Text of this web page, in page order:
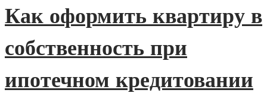
Как оформить квартиру в
собственность при
ипотечном кредитовании